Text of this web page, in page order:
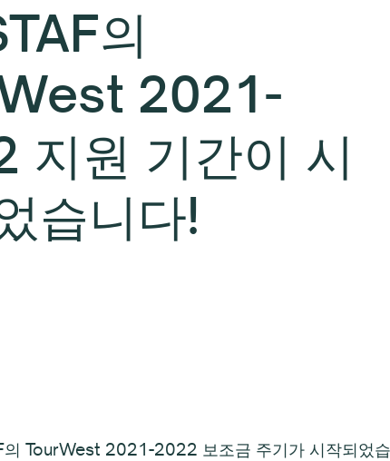
의
2021-
지원 기간이 시
습니다!
의 TourWest 2021-2022 보조금 주기가 시작되었